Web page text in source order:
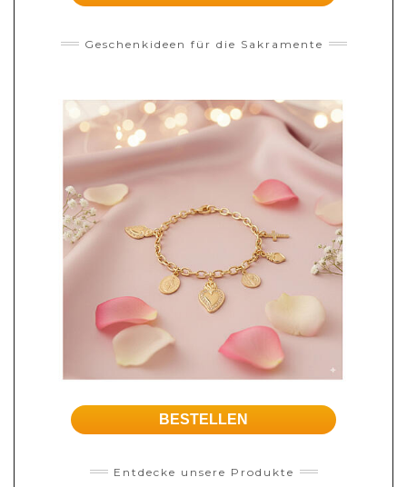
Geschenkideen für die Sakramente
BESTELLEN
Entdecke unsere Produkte